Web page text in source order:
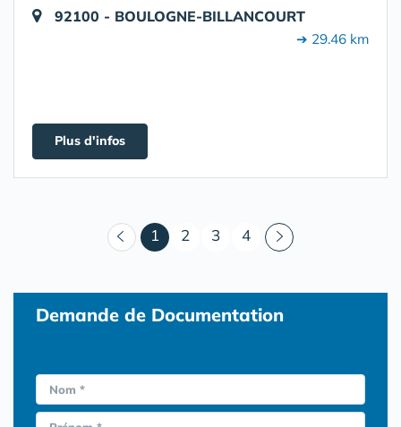
92100 - BOULOGNE-BILLANCOURT
➔ 29.46 km
Plus d'infos
1 (courant)
2 3 4
Demande de Documentation
Nom *